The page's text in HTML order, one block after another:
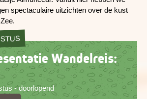
spectaculaire uitzichten over de kust
Wandelreis:
- doorlopend